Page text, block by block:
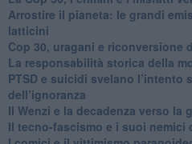
Arrostire il pianeta: le grandi
latticini
​Cop 30, uragani e riconversione
La responsabilità storica della
PTSD e suicidi svelano l’intento
dell’ignoranza
Il Wenzi e la decadenza verso la
​Il tecno-fascismo e i suoi nemici